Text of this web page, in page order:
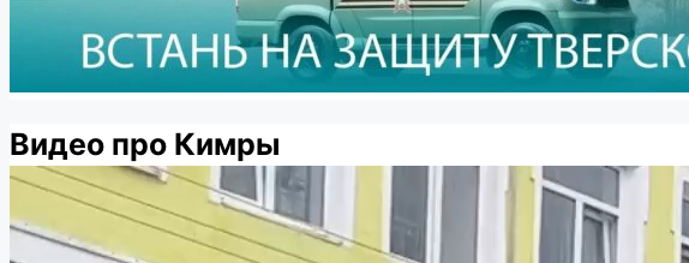
Видео про Кимры